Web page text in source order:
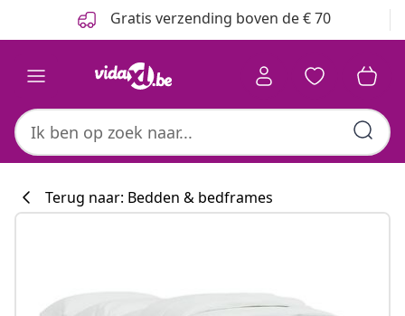
Gratis verzending boven de € 70
Terug naar: Bedden & bedframes